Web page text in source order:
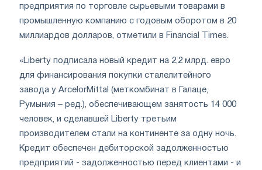
предприятия по торговле сырьевыми товарами в
промышленную компанию с годовым оборотом в 20
миллиардов долларов, отметили в Financial Times.
«Liberty подписала новый кредит на 2,2 млрд. евро
для финансирования покупки сталелитейного
завода у ArcelorMittal (меткомбинат в Галаце,
Румыния – ред.), обеспечивающем занятость 14 000
человек, и сделавшей Liberty третьим
производителем стали на континенте за одну ночь.
Кредит обеспечен дебиторской задолженностью
предприятий - задолженностью перед клиентами - и